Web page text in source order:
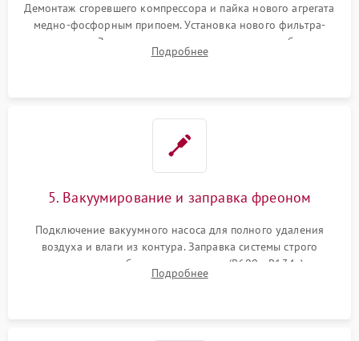
Демонтаж сгоревшего компрессора и пайка нового агрегата
медно-фосфорным припоем. Установка нового фильтра-
осушителя. Замена изношенных вентиляторов обдува,
сломанных заслонок или поврежденных дверных петель.
Подробнее
5. Вакуумирование и заправка фреоном
Подключение вакуумного насоса для полного удаления
воздуха и влаги из контура. Заправка системы строго
дозированным объемом хладагента (R600a, R134a) по
электронным весам. Контроль рабочего давления в системе.
Подробнее